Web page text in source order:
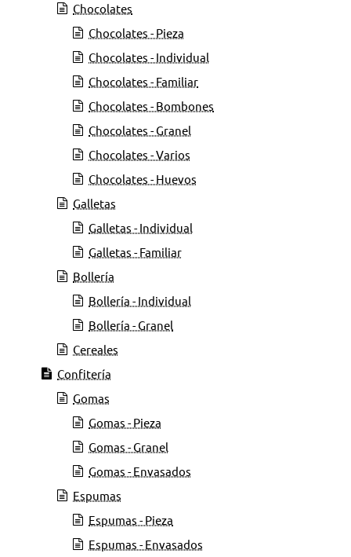
Chocolates
Chocolates - Pieza
Chocolates - Individual
Chocolates - Familiar
Chocolates - Bombones
Chocolates - Granel
Chocolates - Varios
Chocolates - Huevos
Galletas
Galletas - Individual
Galletas - Familiar
Bollería
Bollería - Individual
Bollería - Granel
Cereales
Confitería
Gomas
Gomas - Pieza
Gomas - Granel
Gomas - Envasados
Espumas
Espumas - Pieza
Espumas - Envasados